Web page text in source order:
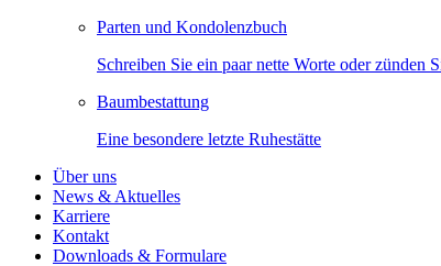
Parten und Kondolenzbuch
Schreiben Sie ein paar nette Worte oder zünden
Baumbestattung
Eine besondere letzte Ruhestätte
Über uns
News & Aktuelles
Karriere
Kontakt
Downloads & Formulare